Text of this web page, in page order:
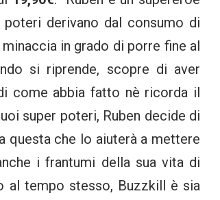
derivano dal consumo di
in grado di porre fine al
si riprende, scopre di aver
come abbia fatto nè ricorda il
super poteri, Ruben decide di
questa che lo aiuterà a mettere
i frantumi della sua vita di
al tempo stesso, Buzzkill è sia